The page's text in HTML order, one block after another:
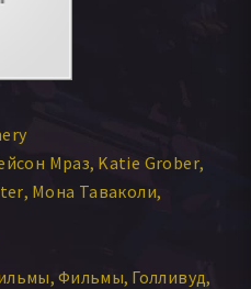
Мраз Katie Grober
Мона Таваколи
Фильмы Голливуд